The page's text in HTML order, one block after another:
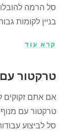
סל הרמה
בניין לקומות
קרא עוד
טרקטור
אם אתם זקוקים
טרקטור עם
סל לביצוע